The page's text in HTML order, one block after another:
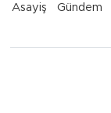
Asayiş Gündem